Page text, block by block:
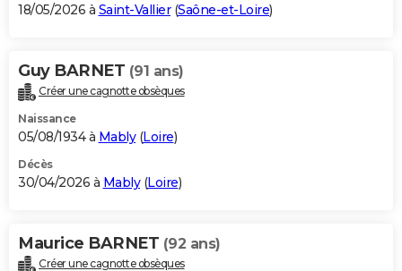
BONS PLANS
Carte de Noël
Carte Bonne année
Carte Saint-Valentin
Carte Pâques
Carte d'anniversaire
DICTIONNAIRE
Dictionnaire
Biographies
Citations
Expressions
Proverbes
PROGRAMME TV
S'inscrire
Se connecter
Lycées
Collèges
Primaires
Universités
Entreprises
Service militaire
Avis de recherche
AVIS DE DÉCÈS
Bricolage
Lifestyle
Culture
Sport
Auto
Television
Voyage
Cinema
18/05/2026 à Saint-Vallier(Saône-et-Loire)
Guy BARNET (91 ans)
Créer une cagnotte obsèques
Naissance
05/08/1934 à Mably(Loire)
Décès
30/04/2026 à Mably(Loire)
Maurice BARNET (92 ans)
Créer une cagnotte obsèques